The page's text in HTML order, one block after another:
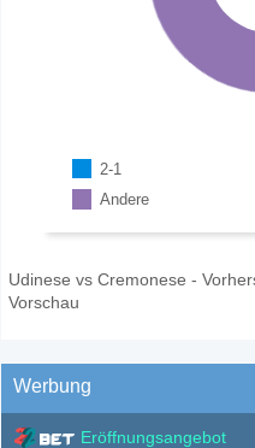
2-1
Andere
Udinese vs Cremonese -
Vorschau
Werbung
Eröffnungsangebot